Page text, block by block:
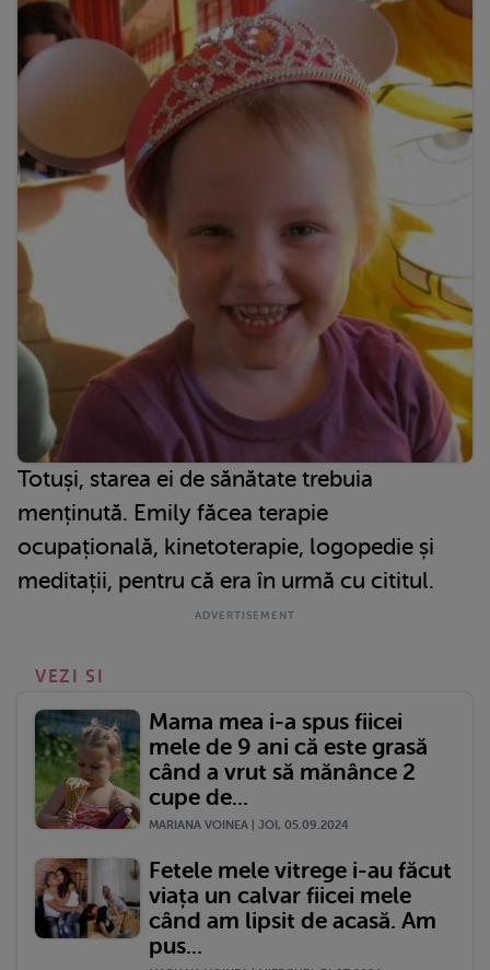
Totuși, starea ei de sănătate trebuia
menținută. Emily făcea terapie
ocupațională, kinetoterapie, logopedie și
meditații, pentru că era în urmă cu cititul.
VEZI SI
Mama mea i-a spus fiicei
mele de 9 ani că este grasă
când a vrut să mănânce 2
cupe de...
MARIANA VOINEA | JOI, 05.09.2024
Fetele mele vitrege i-au făcut
viața un calvar fiicei mele
când am lipsit de acasă. Am
pus...